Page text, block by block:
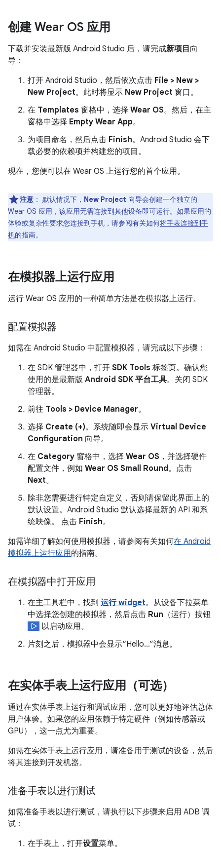
创建 Wear OS 应用
下载并安装最新版 Android Studio 后，请完成新项目 向
导：
打开 Android Studio，然后依次点击 File > New >
New Project。此时将显示 New Project 窗口。
在 Templates 窗格中，选择 Wear OS。然后，在主
窗格中选择 Empty Wear App。
为项目命名，然后点击 Finish。Android Studio 会下
载必要的依赖项并构建您的项目。
现在，您便可以在 Wear OS 上运行您的首个应用。
注意 ： 默认情况下， New Project 向导会创建一个独立的
Wear OS 应用，该应用无需连接到其他设备即可运行。如果应用的
体验或复杂性要求您连接到手机，请参阅有关如何将手表连接到手
机的指南。
在模拟器上运行应用
运行 Wear OS 应用的一种简单方法是在模拟器上运行。
配置模拟器
如需在 Android Studio 中配置模拟器，请完成以下步骤：
在 SDK 管理器中，打开 SDK Tools 标签页。确认您
使用的是最新版 Android SDK 平台工具。关闭 SDK
管理器。
前往 Tools > Device Manager。
选择 Create (+)。系统随即会显示 Virtual Device
Configuration 向导。
在 Category 窗格中，选择 Wear OS ，并选择硬件
配置文件，例如 Wear OS Small Round。点击
Next。
除非您需要进行特定自定义，否则请保留此界面上的
默认设置。Android Studio 默认选择最新的 API 和系
统映像。 点击 Finish。
如需详细了解如何使用模拟器，请参阅有关如何在 Android
模拟器上运行应用的指南。
在模拟器中打开应用
在主工具栏中，找到 运行 widget。从设备下拉菜单
中选择您创建的模拟器，然后点击 Run （运行）按钮
以启动应用。
片刻之后，模拟器中会显示“Hello…”消息。
在实体手表上运行应用（可选）
通过在实体手表上运行和调试应用，您可以更好地评估总体
用户体验。如果您的应用依赖于特定硬件（例如传感器或
GPU），这一点尤为重要。
如需在实体手表上运行应用，请准备用于测试的设备，然后
将其连接到开发机器。
准备手表以进行测试
如需准备手表以进行测试，请执行以下步骤来启用 ADB 调
试：
在手表上，打开设置菜单。